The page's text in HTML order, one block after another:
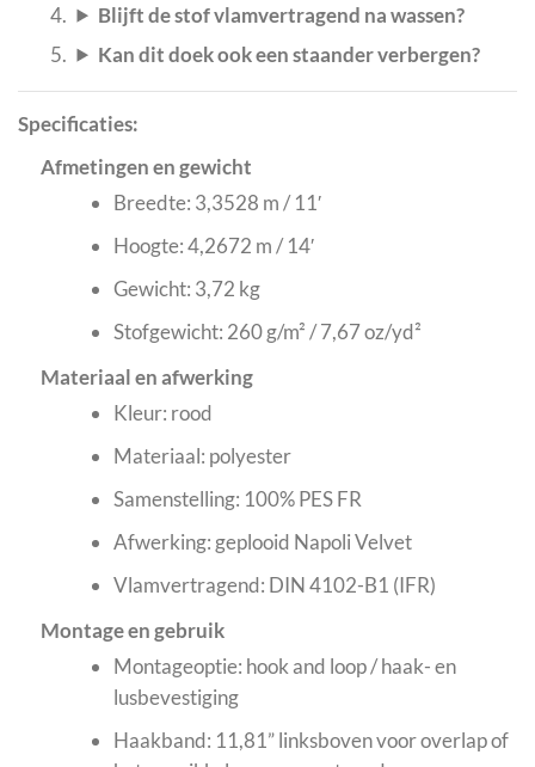
Blijft de stof vlamvertragend na wassen?
Kan dit doek ook een staander verbergen?
Specificaties:
Afmetingen en gewicht
Breedte: 3,3528 m / 11′
Hoogte: 4,2672 m / 14′
Gewicht: 3,72 kg
Stofgewicht: 260 g/m² / 7,67 oz/yd²
Materiaal en afwerking
Kleur: rood
Materiaal: polyester
Samenstelling: 100% PES FR
Afwerking: geplooid Napoli Velvet
Vlamvertragend: DIN 4102-B1 (IFR)
Montage en gebruik
Montageoptie: hook and loop / haak- en
lusbevestiging
Haakband: 11,81” linksboven voor overlap of